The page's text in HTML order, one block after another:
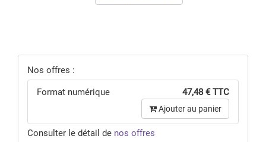
Nos offres :
Format numérique 47,48 € TTC
Ajouter au panier
Consulter le détail de nos offres